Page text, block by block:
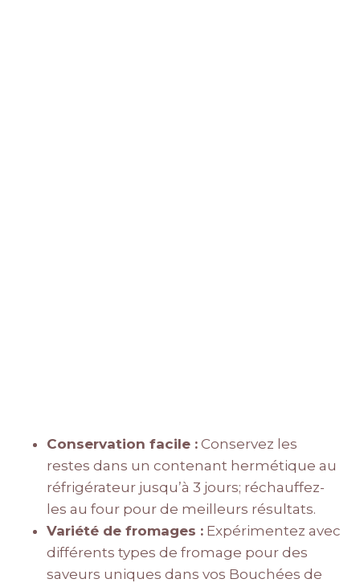
Conservation facile : Conservez les
restes dans un contenant hermétique au
réfrigérateur jusqu’à 3 jours; réchauffez-
les au four pour de meilleurs résultats.
Variété de fromages : Expérimentez avec
différents types de fromage pour des
saveurs uniques dans vos Bouchées de